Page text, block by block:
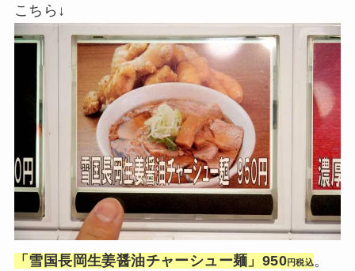
こちら↓
「雪国長岡生姜醤油チャーシュー麺」950円税込。